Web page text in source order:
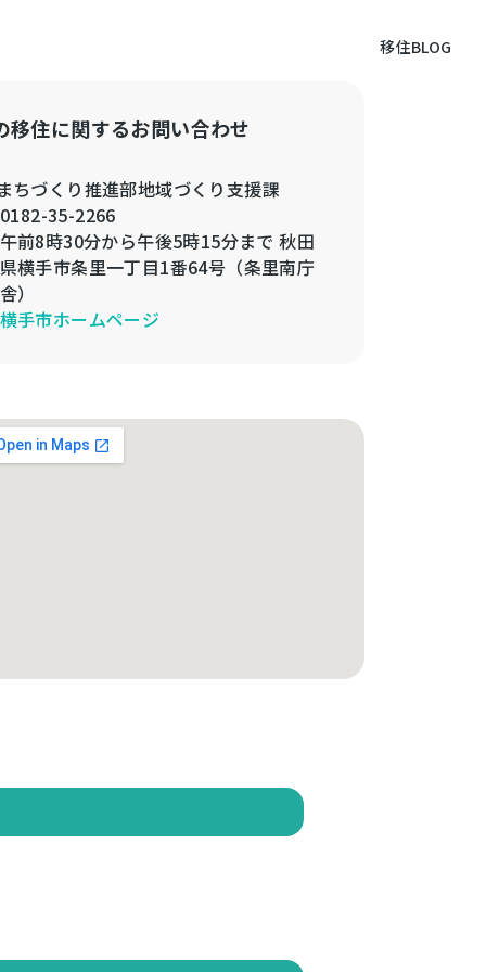
移住BLOG
移住に関するお問い合わせ
まちづくり推進部地域づくり支援課
0182-35-2266
午前8時30分から午後5時15分まで 秋田
県横手市条里一丁目1番64号（条里南庁
舎）
横手市ホームページ